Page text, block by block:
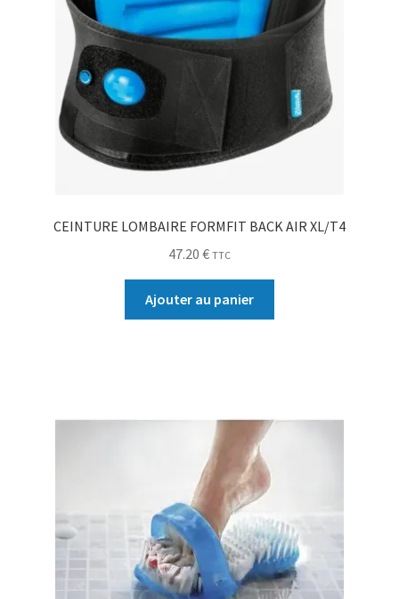
CEINTURE LOMBAIRE FORMFIT BACK AIR XL/T4
47.20 € TTC
Ajouter au panier